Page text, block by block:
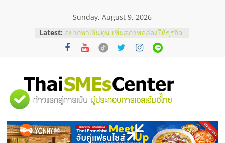
Sunday, August 9, 2026
Latest:
บริษัท Cybersecurity ในไทยที่ไหนดี?
วิธีเลือกผู้ให้บริการให้คุ้มค่าและตอบ
โจทย์ธุรกิจ
อยากหาเงินทุน เพิ่มสภาพคล่องให้ธุรกิจ
บริการน้ำมัน Shell
สัมมนาลงทุน แฟรนไชส์ยอนนี่
ThaiFranchise Meet Up จับคู่แฟรน
ร้านเครื่องเสียงคุณภาพสูง พร้อม
โซลูชันระบบภาพและเสียง
"ศูนย์
รวม